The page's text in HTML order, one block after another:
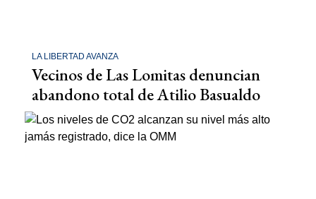
LA LIBERTAD AVANZA
Vecinos de Las Lomitas denuncian
abandono total de Atilio Basualdo